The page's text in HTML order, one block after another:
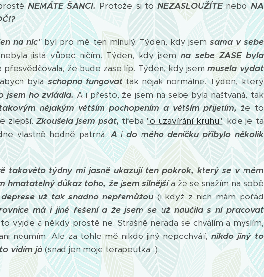
NEMÁTE ŠANCI. Protože si toNEZASLOUŽÍTEneboNA
na nic"byl pro mě ten minulý. Týden, kdy jsemsama v sebe
jistá vůbec ničím. Týden, kdy jsemna sebe ZASE byla
přesvědčovala, že bude zase líp. Týden, kdy jsem musela vydat
bylaschopná fungovattak nějak normálně. Týden, který
jsem ho zvládla. A i přesto, že jsem na sebe byla naštvaná, tak
nějakým větším pochopením a větším přijetím, že to
zlepší.Zkoušela jsem psát, třeba"o uzavírání kruhu", kde je ta
vlastně hodně patrná.A i do mého deníčku přibylo několik
takovéto týdny mi jasně ukazují ten pokrok, který se v mém
hmatatelný důkaz toho, že jsem silnější a že se snažím na sobě
už tak snadno nepřemůžou (i když z nich mám pořád
má i jiné řešení a že jsem se už naučila s ní pracovat
vyjde a někdy prostě ne. Strašně nerada se chválím a myslím,
neumím. Ale za tohle mě nikdo jiný nepochválí, nikdo jiný to
vidím já (snad jen moje terapeutka :).